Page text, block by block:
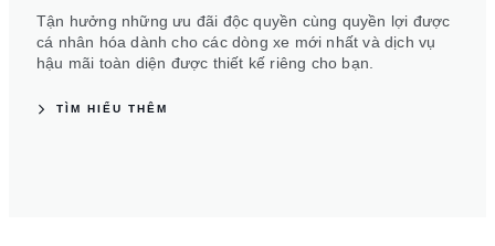
Tận hưởng những ưu đãi độc quyền cùng quyền lợi được
cá nhân hóa dành cho các dòng xe mới nhất và dịch vụ
hậu mãi toàn diện được thiết kế riêng cho bạn.
TÌM HIỂU THÊM